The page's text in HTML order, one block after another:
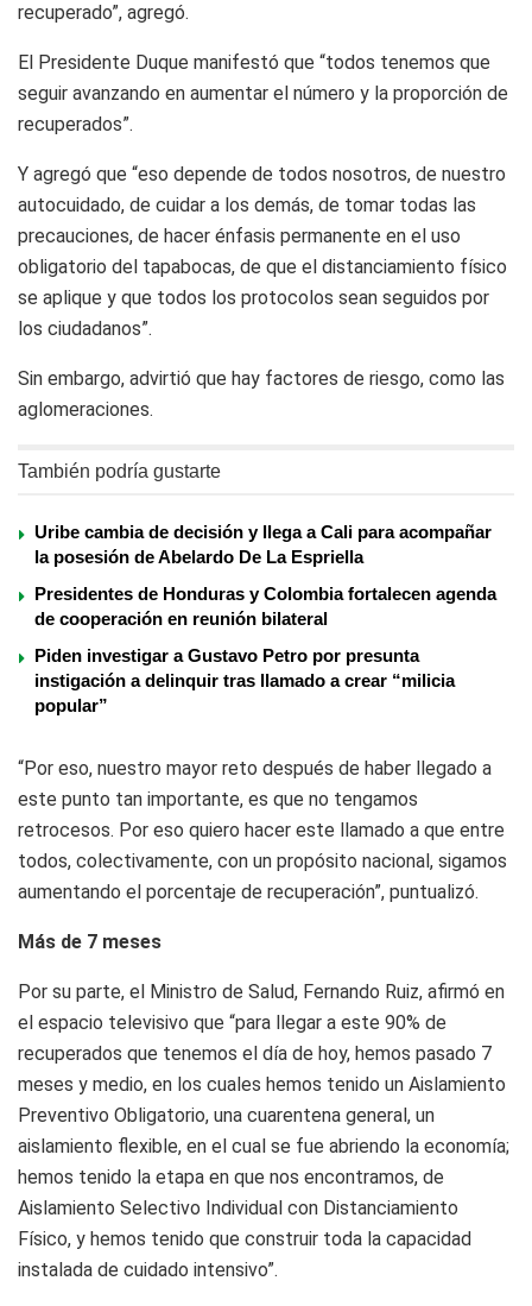
recuperado”, agregó.
El Presidente Duque manifestó que “todos tenemos que
seguir avanzando en aumentar el número y la proporción de
recuperados”.
Y agregó que “eso depende de todos nosotros, de nuestro
autocuidado, de cuidar a los demás, de tomar todas las
precauciones, de hacer énfasis permanente en el uso
obligatorio del tapabocas, de que el distanciamiento físico
se aplique y que todos los protocolos sean seguidos por
los ciudadanos”.
Sin embargo, advirtió que hay factores de riesgo, como las
aglomeraciones.
También podría gustarte
Uribe cambia de decisión y llega a Cali para acompañar
la posesión de Abelardo De La Espriella
Presidentes de Honduras y Colombia fortalecen agenda
de cooperación en reunión bilateral
Piden investigar a Gustavo Petro por presunta
instigación a delinquir tras llamado a crear “milicia
popular”
“Por eso, nuestro mayor reto después de haber llegado a
este punto tan importante, es que no tengamos
retrocesos. Por eso quiero hacer este llamado a que entre
todos, colectivamente, con un propósito nacional, sigamos
aumentando el porcentaje de recuperación”, puntualizó.
Más de 7 meses
Por su parte, el Ministro de Salud, Fernando Ruiz, afirmó en
el espacio televisivo que “para llegar a este 90% de
recuperados que tenemos el día de hoy, hemos pasado 7
meses y medio, en los cuales hemos tenido un Aislamiento
Preventivo Obligatorio, una cuarentena general, un
aislamiento flexible, en el cual se fue abriendo la economía;
hemos tenido la etapa en que nos encontramos, de
Aislamiento Selectivo Individual con Distanciamiento
Físico, y hemos tenido que construir toda la capacidad
instalada de cuidado intensivo”.